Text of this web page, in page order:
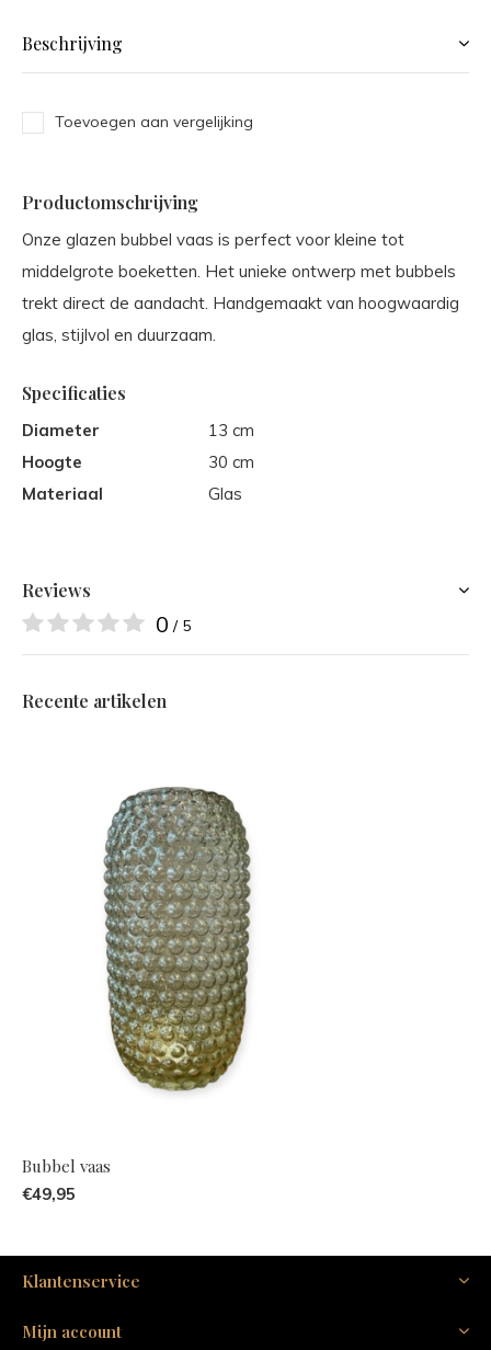
Beschrijving
Toevoegen aan vergelijking
Productomschrijving
Onze glazen bubbel vaas is perfect voor kleine tot
middelgrote boeketten. Het unieke ontwerp met bubbels
trekt direct de aandacht. Handgemaakt van hoogwaardig
glas, stijlvol en duurzaam.
Specificaties
Diameter
13 cm
Hoogte
30 cm
Materiaal
Glas
Reviews
0 / 5
Recente artikelen
Bubbel vaas
€49,95
Klantenservice
Mijn account